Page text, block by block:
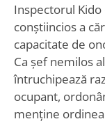
Inspectorul
conștiincios a
capacitate de
Ca șef nemilos
întruchipează
ocupant,
menține